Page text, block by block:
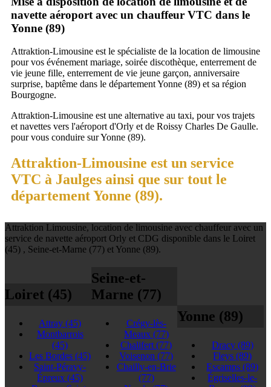
navette aéroport avec un chauffeur VTC dans le
Yonne (89)
Attraktion-Limousine est le spécialiste de la location de limousine
pour vos événement mariage, soirée discothèque, enterrement de
vie jeune fille, enterrement de vie jeune garçon, anniversaire
surprise, baptême dans le département Yonne (89) et sa région
Bourgogne.
Attraktion-Limousine est une alternative au taxi, pour vos trajets
et navettes vers l'aéroport d'Orly et de Roissy Charles De Gaulle.
pour vous conduire sur Yonne (89).
Attraktion-Limousine est un service
VTC à Jaulges ainsi que sur tout le
département Yonne (89).
Attraktion Limousine, location de limousine avec chauffeur avec un
service de navette aéroport Orly et CDG disponible dans le Loiret
(45) , Seine-et-Marne (77) et Yonne (89).
Loiret (45)
Attray(45)
Montbarrois
(45)
Les Bordes(45)
Saint-Péravy-
Épreux(45)
Seine-et-
Marne (77)
Crégy-lès-
Meaux (77)
Chalifert(77)
Voisenon(77)
Chailly-en-Brie
(77)
Yonne (89)
Dracy (89)
Fleys(89)
Escamps(89)
Égriselles-le-